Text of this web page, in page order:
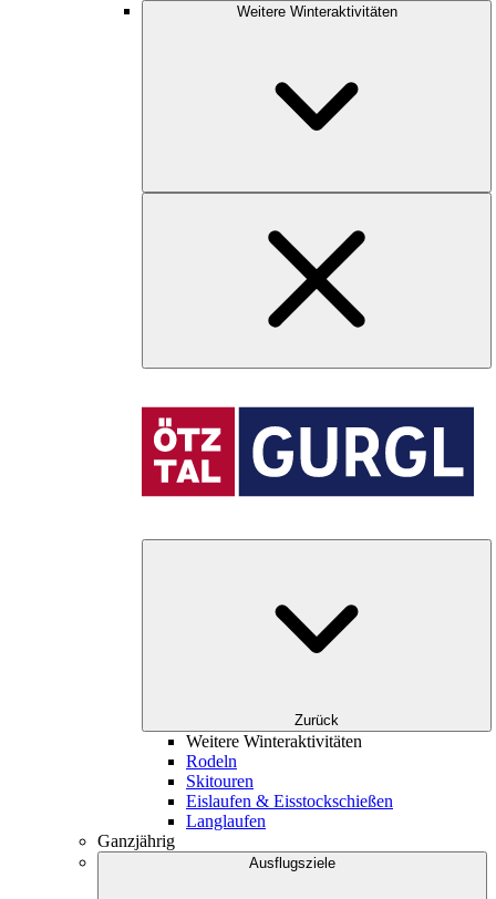
Weitere Winteraktivitäten
Zurück
Weitere Winteraktivitäten
Rodeln
Skitouren
Eislaufen & Eisstockschießen
Langlaufen
Ganzjährig
Ausflugsziele